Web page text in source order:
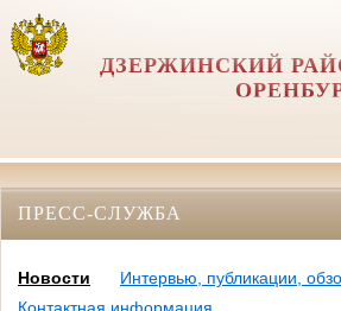
ДЗЕРЖИНСКИЙ
ПРЕСС-СЛУЖБА
Новости
Интервью, публикации,